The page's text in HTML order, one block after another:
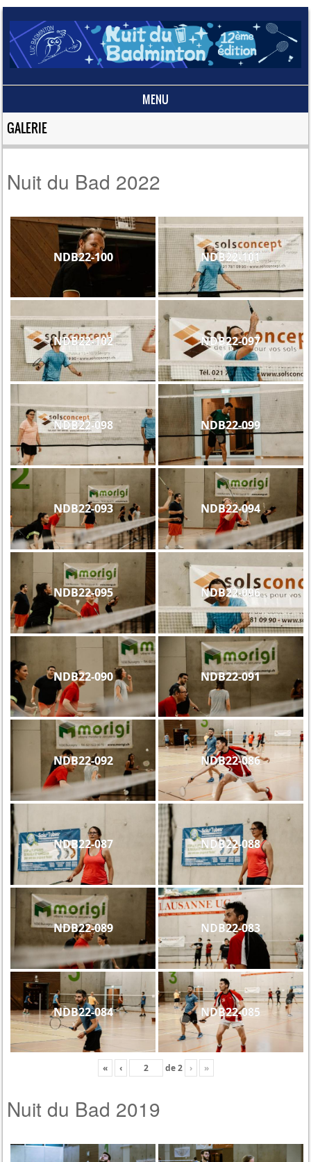
MENU
Skip to content
GALERIE
Nuit du Bad 2022
NDB22-100 NDB22-101
NDB22-102 NDB22-097
NDB22-098 NDB22-099
NDB22-093 NDB22-094
NDB22-095 NDB22-096
NDB22-090 NDB22-091
NDB22-092 NDB22-086
NDB22-087 NDB22-088
NDB22-089 NDB22-083
NDB22-084 NDB22-085
« ‹ de2 › »
Nuit du Bad 2019